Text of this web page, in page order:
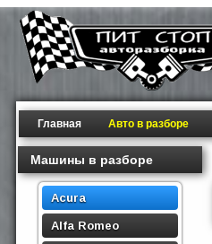
Главная Авто в разборе
Машины в разборе
Acura
Alfa Romeo